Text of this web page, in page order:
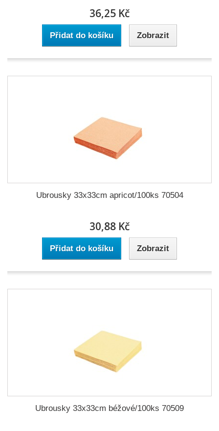
36,25 Kč
Přidat do košíku Zobrazit
Ubrousky 33x33cm apricot/100ks 70504
30,88 Kč
Přidat do košíku Zobrazit
Ubrousky 33x33cm béžové/100ks 70509